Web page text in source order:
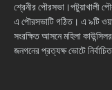
শ্রেনীর পৌরসভা।পটুয়াখালী
এ পৌরসভাটি গঠিত। এ ৯টি
সংরক্ষিত আসনে মহিলা
জনগনের প্রত্যক্ষ ভোটে